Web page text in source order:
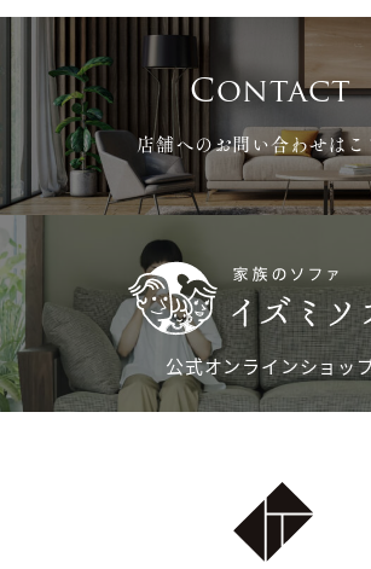
Contact
店舗へのお問い合わせはこ
公式オンラインショッ